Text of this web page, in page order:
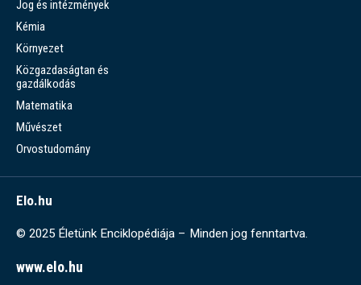
Jog és intézmények
Kémia
Környezet
Közgazdaságtan és
gazdálkodás
Matematika
Művészet
Orvostudomány
Elo.hu
© 2025 Életünk Enciklopédiája – Minden jog fenntartva.
www.elo.hu